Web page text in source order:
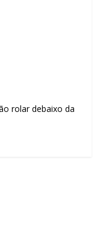
rolar debaixo da